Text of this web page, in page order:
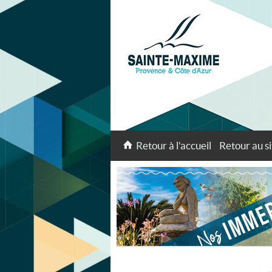
Retour à l'accueil Retour au